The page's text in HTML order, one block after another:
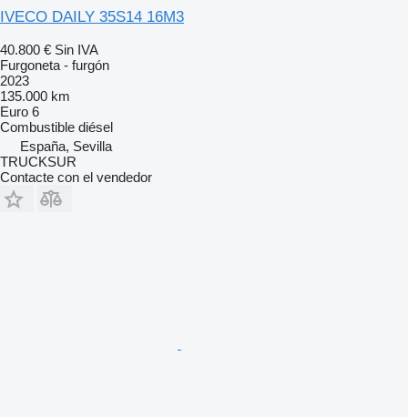
IVECO DAILY 35S14 16M3
40.800 € Sin IVA
Furgoneta - furgón
2023
135.000 km
Euro 6
Combustible diésel
España, Sevilla
TRUCKSUR
Contacte con el vendedor